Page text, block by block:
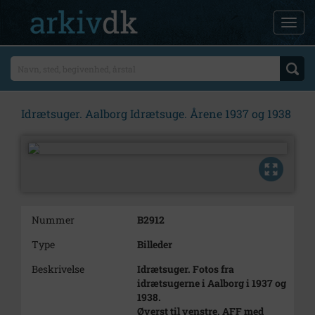
Idrætsuger. Aalborg Idrætsuge. Årene 1937 og 1938
Nummer
B2912
Type
Billeder
Beskrivelse
Idrætsuger. Fotos fra
idrætsugerne i Aalborg i 1937 og
1938.
Øverst til venstre. AFF med